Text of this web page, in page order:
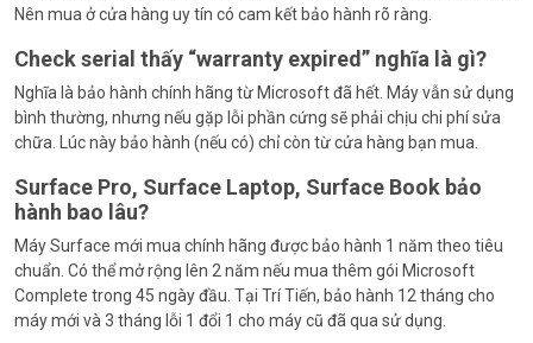
Nên mua ở cửa hàng uy tín có cam kết bảo hành rõ ràng.
Check serial thấy “warranty expired” nghĩa là gì?
Nghĩa là bảo hành chính hãng từ Microsoft đã hết. Máy vẫn sử dụng
bình thường, nhưng nếu gặp lỗi phần cứng sẽ phải chịu chi phí sửa
chữa. Lúc này bảo hành (nếu có) chỉ còn từ cửa hàng bạn mua.
Surface Pro, Surface Laptop, Surface Book bảo
hành bao lâu?
Máy Surface mới mua chính hãng được bảo hành 1 năm theo tiêu
chuẩn. Có thể mở rộng lên 2 năm nếu mua thêm gói Microsoft
Complete trong 45 ngày đầu. Tại Trí Tiến, bảo hành 12 tháng cho
máy mới và 3 tháng lỗi 1 đổi 1 cho máy cũ đã qua sử dụng.